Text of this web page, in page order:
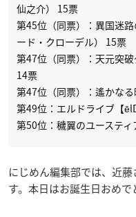
仙之介） 15票
第45位（同票）：異国迷
ード・クローデル） 15票
第47位（同票）：天元突
14票
第47位（同票）：遙かな
第49位：エルドライブ【
第50位：穢翼のユーステ
にじめん編集部では、近
す。本日はお誕生日おめで